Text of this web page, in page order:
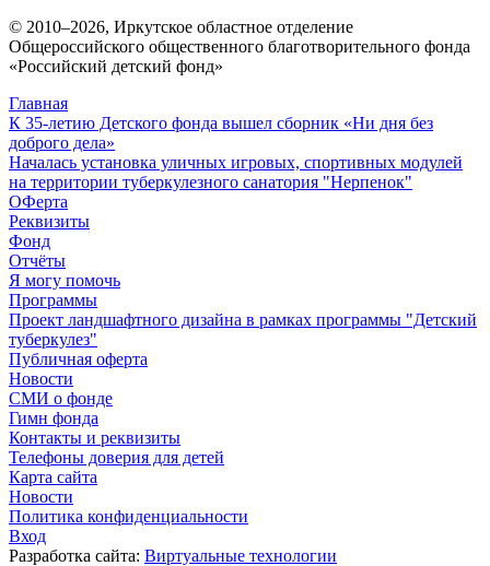
© 2010–2026, Иркутское областное отделение
Общероссийского общественного благотворительного фонда
«Российский детский фонд»
Главная
К 35-летию Детского фонда вышел сборник «Ни дня без
доброго дела»
Началась установка уличных игровых, спортивных модулей
на территории туберкулезного санатория "Нерпенок"
ОФерта
Реквизиты
Фонд
Отчёты
Я могу помочь
Программы
Проект ландшафтного дизайна в рамках программы "Детский
туберкулез"
Публичная оферта
Новости
СМИ о фонде
Гимн фонда
Контакты и реквизиты
Телефоны доверия для детей
Карта сайта
Новости
Политика конфиденциальности
Вход
Разработка сайта: Виртуальные технологии